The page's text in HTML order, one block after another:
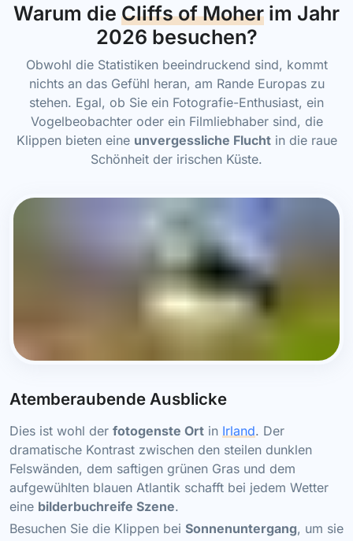
Warum die Cliffs of Moher im Jahr
2026 besuchen?
Obwohl die Statistiken beeindruckend sind, kommt
nichts an das Gefühl heran, am Rande Europas zu
stehen. Egal, ob Sie ein Fotografie-Enthusiast, ein
Vogelbeobachter oder ein Filmliebhaber sind, die
Klippen bieten eine unvergessliche Fluchtin die raue
Schönheit der irischen Küste.
Atemberaubende Ausblicke
Dies ist wohl der fotogenste Ort in Irland. Der
dramatische Kontrast zwischen den steilen dunklen
Felswänden, dem saftigen grünen Gras und dem
aufgewühlten blauen Atlantik schafft bei jedem Wetter
eine bilderbuchreife Szene.
Besuchen Sie die Klippen bei Sonnenuntergang, um sie